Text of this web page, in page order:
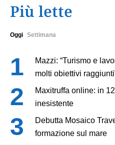
Più lette
Oggi Settimana
Mazzi: “Turismo e
molti obiettivi
Maxitruffa online: in
inesistente
Debutta Mosaico
formazione sul mare